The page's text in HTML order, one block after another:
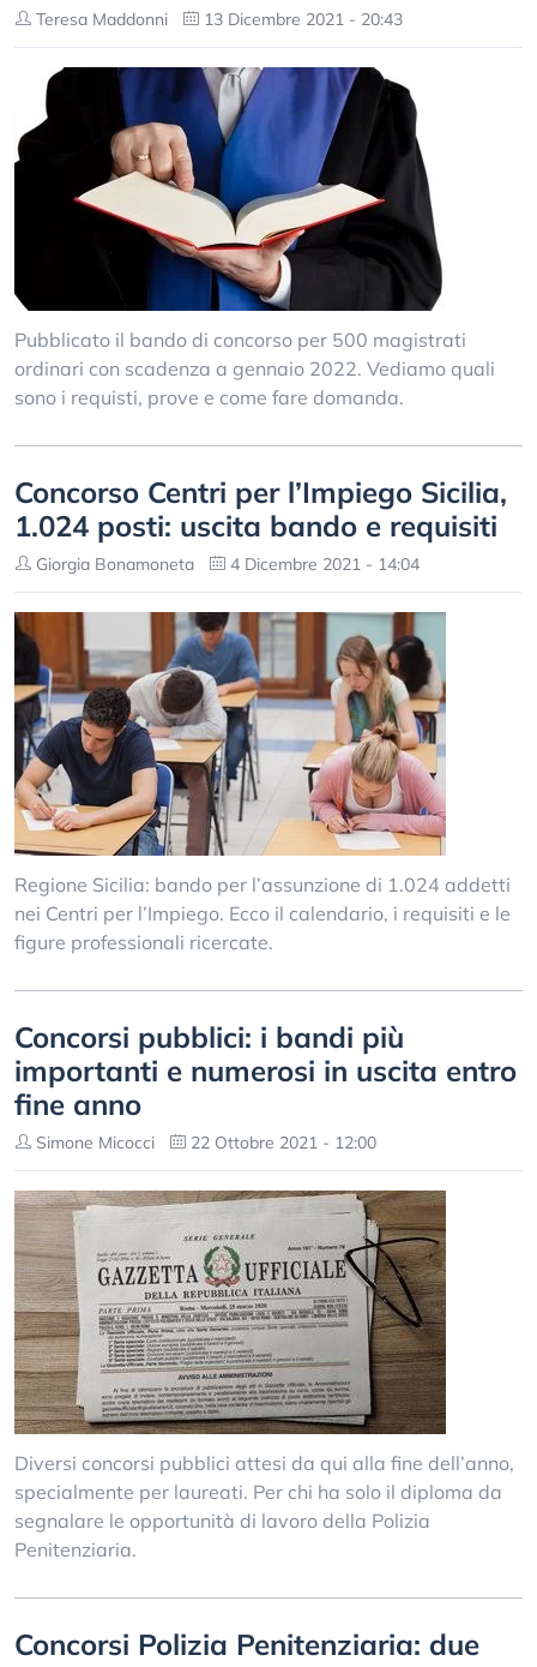
Teresa Maddonni 13 Dicembre 2021 - 20:43
Pubblicato il bando di concorso per 500 magistrati
ordinari con scadenza a gennaio 2022. Vediamo quali
sono i requisti, prove e come fare domanda.
Concorso Centri per l’Impiego Sicilia,
1.024 posti: uscita bando e requisiti
Giorgia Bonamoneta 4 Dicembre 2021 - 14:04
Regione Sicilia: bando per l’assunzione di 1.024 addetti
nei Centri per l’Impiego. Ecco il calendario, i requisiti e le
figure professionali ricercate.
Concorsi pubblici: i bandi più
importanti e numerosi in uscita entro
fine anno
Simone Micocci 22 Ottobre 2021 - 12:00
Diversi concorsi pubblici attesi da qui alla fine dell’anno,
specialmente per laureati. Per chi ha solo il diploma da
segnalare le opportunità di lavoro della Polizia
Penitenziaria.
Concorsi Polizia Penitenziaria: due